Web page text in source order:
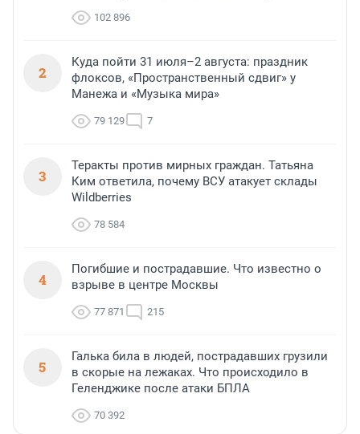
102 896
2
Куда пойти 31 июля–2 августа: праздник
флоксов, «Пространственный сдвиг» у
Манежа и «Музыка мира»
79 129 7
3
Теракты против мирных граждан. Татьяна
Ким ответила, почему ВСУ атакует склады
Wildberries
78 584
4
Погибшие и пострадавшие. Что известно о
взрыве в центре Москвы
77 871 215
5
Галька била в людей, пострадавших грузили
в скорые на лежаках. Что происходило в
Геленджике после атаки БПЛА
70 392